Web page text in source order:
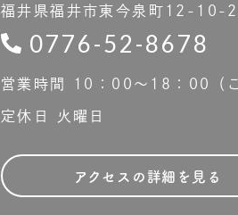
福井県福井市東今泉町12-10-2
0776-52-8678
営業時間 10：00〜18：00（
定休日 火曜日
アクセスの詳細を見る